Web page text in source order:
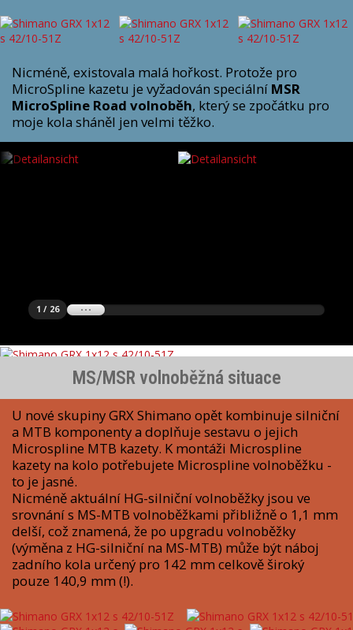
Nicméně, existovala malá hořkost. Protože pro
MicroSpline kazetu je vyžadován speciální MSR
MicroSpline Road volnoběh, který se zpočátku pro
moje kola sháněl jen velmi těžko.
1 / 26
MS/MSR volnoběžná situace
U nové skupiny GRX Shimano opět kombinuje silniční
a MTB komponenty a doplňuje sestavu o jejich
Microspline MTB kazety. K montáži Microspline
kazety na kolo potřebujete Microspline volnoběžku -
to je jasné.
Nicméně aktuální HG-silniční volnoběžky jsou ve
srovnání s MS-MTB volnoběžkami přibližně o 1,1 mm
delší, což znamená, že po upgradu volnoběžky
(výměna z HG-silniční na MS-MTB) může být náboj
zadního kola určený pro 142 mm celkově široký
pouze 140,9 mm (!).